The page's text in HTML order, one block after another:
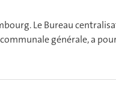
Le Bureau
générale, a